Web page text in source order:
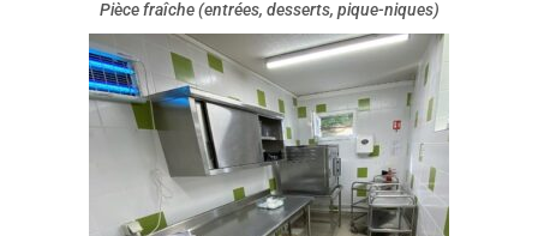
Pièce fraîche (entrées, desserts, pique-niques)